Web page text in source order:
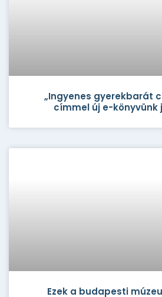
„Ingyenes gyerekbarát
címmel új e-könyvünk
Ezek a budapesti